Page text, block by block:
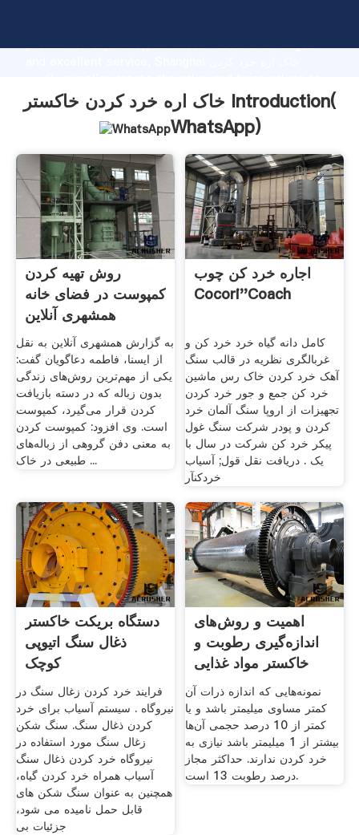
production capability, advanced research strength
all of customers.
خاک اره خرد کردن خاکستر Introduction(
WhatsApp)
روش تهیه کردن
کمپوست در فضای خانه
همشهری آنلاین
به گزارش همشهری آنلاین به نقل
از ایسنا، فاطمه دعاگویان گفت:
یکی از مهم‌ترین روش‌های زندگی
بدون زباله که در دسته بازیافت
کردن قرار می‌گیرد، کمپوست
است. وی افزود: کمپوست کردن
به معنی دفن گروهی از زباله‌های
طبیعی در خاک ...
اجاره خرد کن چوب
Cocori''coach
کامل دانه گیاه خرد خرد کن و
غربالگری نظریه در قالب سنگ
آهک خرد کردن خاک رس ماشین
خرد کن جمع و جور خرد کردن
تجهیزات از اروپا سنگ آلمان خرد
کردن و پودر شرکت سنگ غول
پیکر خرد کن شرکت در سال با
یک . دریافت نقل قول; آسياب
خردكنآر
دستگاه بریکت خاکستر
ذغال سنگ اتیوپی
کوچک
فرایند خرد کردن زغال سنگ در
نیروگاه . سیستم آسیاب برای خرد
کردن ذغال سنگ. سنگ شکن
زغال سنگ مورد استفاده در
نیروگاه خرد کردن ذغال سنگ
آسیاب همراه خرد کردن گیاه،
همچنین به عنوان سنگ شکن های
قابل حمل نامیده می شود،
جزئیات بی
اهمیت و روش‌های
اندازه‌گیری رطوبت و
خاکستر مواد غذایی
نمونه‌هایی که اندازه ذرات آن
کمتر مساوی میلیمتر باشد و یا
کمتر از 10 درصد حجمی آن‌ها
بیشتر از 1 میلیمتر باشد نیازی به
خرد کردن ندارند. حداکثر مجاز
در‌صد رطوبت 13 است.